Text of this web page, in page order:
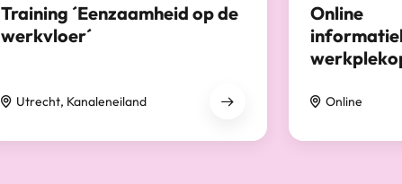
Training ´Eenzaamheid op de
werkvloer´
Utrecht, Kanaleneiland
Online
Online